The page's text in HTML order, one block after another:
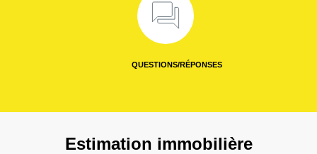
QUESTIONS/RÉPONSES
Estimation immobilière